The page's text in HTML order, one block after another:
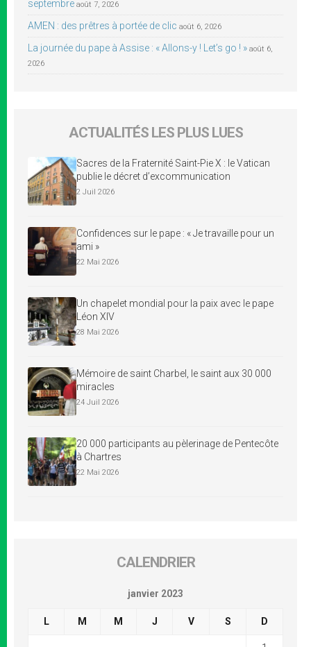
septembre août 7, 2026
AMEN : des prêtres à portée de clic août 6, 2026
La journée du pape à Assise : « Allons-y ! Let’s go ! » août 6,
2026
ACTUALITÉS LES PLUS LUES
Sacres de la Fraternité Saint-Pie X : le Vatican
publie le décret d’excommunication
2 Juil 2026
Confidences sur le pape : « Je travaille pour un
ami »
22 Mai 2026
Un chapelet mondial pour la paix avec le pape
Léon XIV
28 Mai 2026
Mémoire de saint Charbel, le saint aux 30 000
miracles
24 Juil 2026
20 000 participants au pèlerinage de Pentecôte
à Chartres
22 Mai 2026
CALENDRIER
janvier 2023
L M M J V S D